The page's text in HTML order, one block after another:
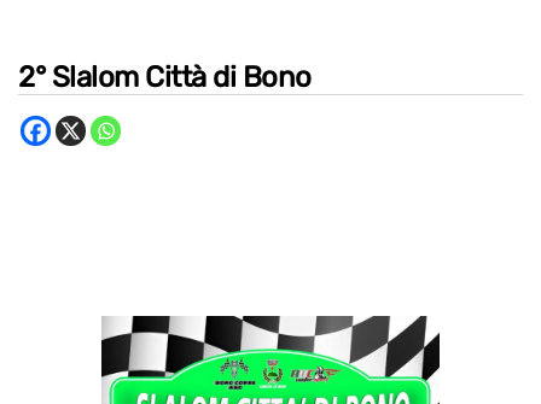
2° Slalom Città di Bono